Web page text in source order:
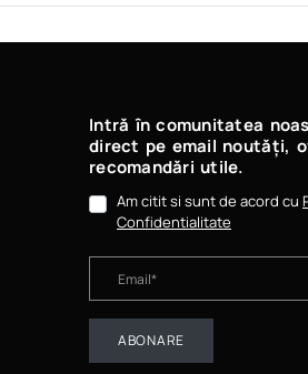
Intră în comunitatea
direct pe email noutăți,
recomandări utile.
Am citit si sunt de acord cu
Confidentialitate
ABONARE